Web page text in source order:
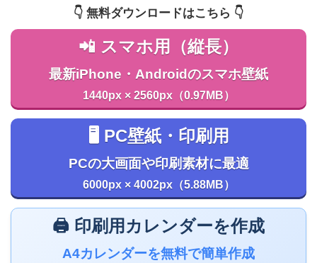
👇️ 無料ダウンロードはこちら 👇️
📲 スマホ用（縦長）
最新iPhone・Androidのスマホ壁紙
1440px × 2560px（0.97MB）
🖥️ PC壁紙・印刷用
PCの大画面や印刷素材に最適
6000px × 4002px（5.88MB）
🖨️ 印刷用カレンダーを作成
A4カレンダーを無料で簡単作成